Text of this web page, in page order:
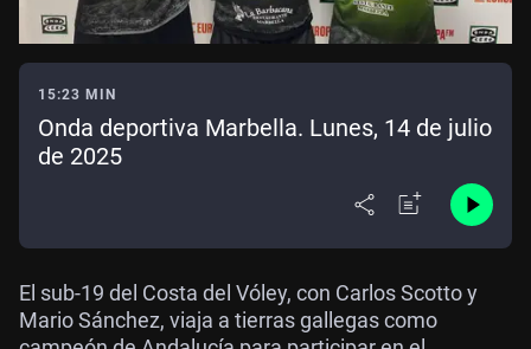
15:23 MIN
Onda deportiva Marbella. Lunes, 14 de julio
de 2025
El sub-19 del Costa del Vóley, con Carlos Scotto y
Mario Sánchez, viaja a tierras gallegas como